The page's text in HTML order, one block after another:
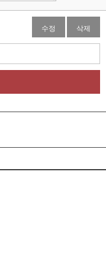
수정 삭제